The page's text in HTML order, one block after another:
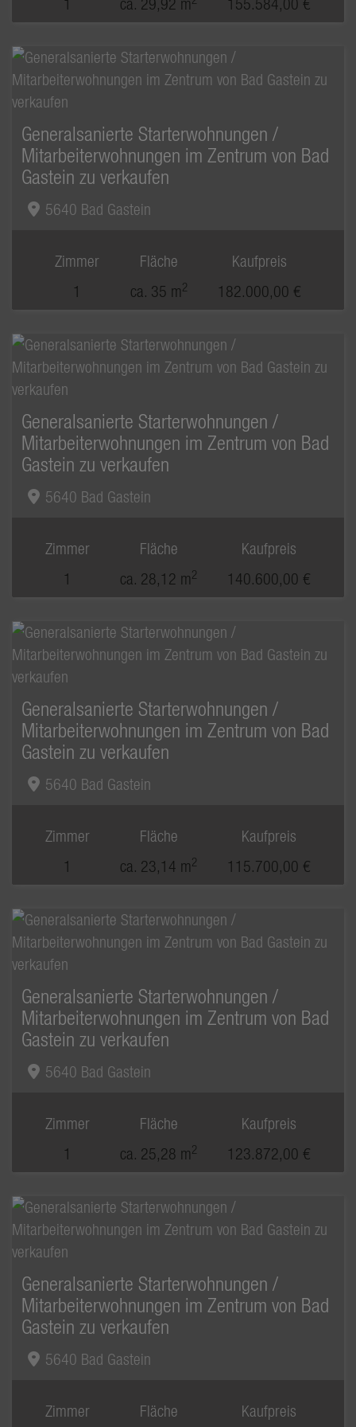
Generalsanierte Starterwohnungen /
Mitarbeiterwohnungen im Zentrum von Bad
Gastein zu verkaufen
5640 Bad Gastein
Zimmer
1
Fläche
ca. 35 m2
Kaufpreis
182.000,00 €
Generalsanierte Starterwohnungen /
Mitarbeiterwohnungen im Zentrum von Bad
Gastein zu verkaufen
5640 Bad Gastein
Zimmer
1
Fläche
ca. 28,12 m2
Kaufpreis
140.600,00 €
Generalsanierte Starterwohnungen /
Mitarbeiterwohnungen im Zentrum von Bad
Gastein zu verkaufen
5640 Bad Gastein
Zimmer
1
Fläche
ca. 23,14 m2
Kaufpreis
115.700,00 €
Generalsanierte Starterwohnungen /
Mitarbeiterwohnungen im Zentrum von Bad
Gastein zu verkaufen
5640 Bad Gastein
Zimmer
1
Fläche
ca. 25,28 m2
Kaufpreis
123.872,00 €
Generalsanierte Starterwohnungen /
Mitarbeiterwohnungen im Zentrum von Bad
Gastein zu verkaufen
5640 Bad Gastein
Zimmer Fläche Kaufpreis